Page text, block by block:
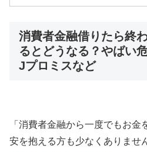
消費者金融借りたら終
るとどうなる？やばい
Jプロミスなど
「消費者金融から一度でもお
安を抱える方も少なくありませ